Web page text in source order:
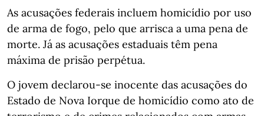
As acusações federais incluem homicídio por uso
de arma de fogo, pelo que arrisca a uma pena de
morte. Já as acusações estaduais têm pena
máxima de prisão perpétua.
O jovem declarou-se inocente das acusações do
Estado de Nova Iorque de homicídio como ato de